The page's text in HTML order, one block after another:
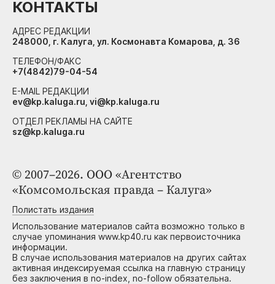
© 2007–2026. ООО «Агентство
«Комсомольская правда – Калуга»
Полистать издания
Использование материалов сайта возможно только в
случае упоминания www.kp40.ru как первоисточника
информации.
В случае использования материалов на других сайтах
активная индексируемая ссылка на главную страницу
без заключения в no-index, no-follow обязательна.
КОНТАКТЫ
АДРЕС РЕДАКЦИИ
248000, г. Калуга, ул. Космонавта Комарова, д. 36
ТЕЛЕФОН/ФАКС
+7(4842)79-04-54
E-MAIL РЕДАКЦИИ
ev@kp.kaluga.ru, vi@kp.kaluga.ru
ОТДЕЛ РЕКЛАМЫ НА САЙТЕ
sz@kp.kaluga.ru